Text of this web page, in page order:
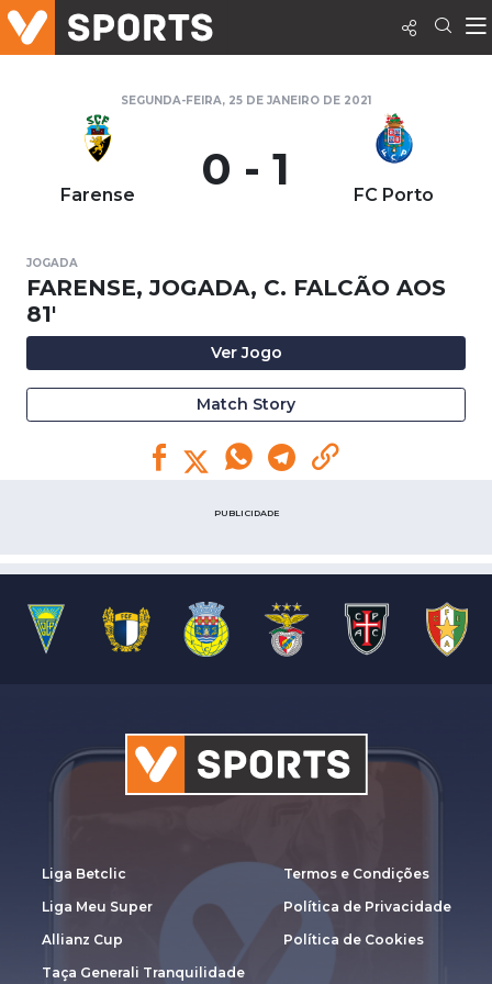
SEGUNDA-FEIRA, 25 DE JANEIRO DE 2021
Farense 0 - 1 FC Porto
JOGADA
FARENSE, JOGADA, C. FALCÃO AOS
81'
Ver Jogo
Match Story
PUBLICIDADE
Liga Betclic
Liga Meu Super
Allianz Cup
Taça Generali Tranquilidade
Termos e Condições
Política de Privacidade
Política de Cookies